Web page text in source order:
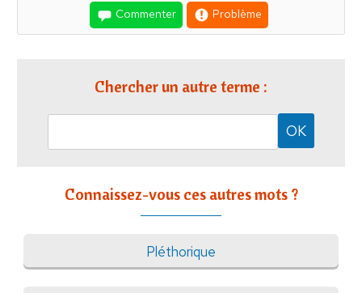
Commenter Problème
Chercher un autre terme :
Connaissez-vous ces autres mots ?
Pléthorique